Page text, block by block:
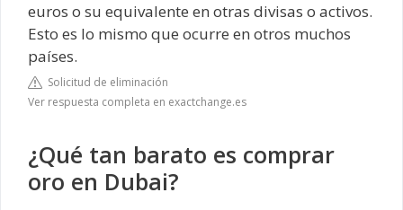
euros o su equivalente en otras divisas o activos.
Esto es lo mismo que ocurre en otros muchos
países.
Solicitud de eliminación
Ver respuesta completa en exactchange.es
¿Qué tan barato es comprar
oro en Dubai?